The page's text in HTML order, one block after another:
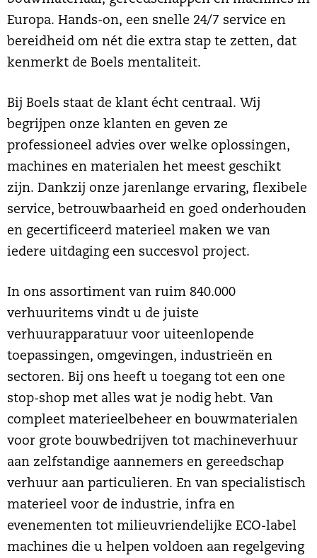
Europa. Hands-on, een snelle 24/7 service en
bereidheid om nét die extra stap te zetten, dat
kenmerkt de Boels mentaliteit.
Bij Boels staat de klant écht centraal. Wij
begrijpen onze klanten en geven ze
professioneel advies over welke oplossingen,
machines en materialen het meest geschikt
zijn. Dankzij onze jarenlange ervaring, flexibele
service, betrouwbaarheid en goed onderhouden
en gecertificeerd materieel maken we van
iedere uitdaging een succesvol project.
In ons assortiment van ruim 840.000
verhuuritems vindt u de juiste
verhuurapparatuur voor uiteenlopende
toepassingen, omgevingen, industrieën en
sectoren. Bij ons heeft u toegang tot een one
stop-shop met alles wat je nodig hebt. Van
compleet materieelbeheer en bouwmaterialen
voor grote bouwbedrijven tot machineverhuur
aan zelfstandige aannemers en gereedschap
verhuur aan particulieren. En van specialistisch
materieel voor de industrie, infra en
evenementen tot milieuvriendelijke ECO-label
machines die u helpen voldoen aan regelgeving